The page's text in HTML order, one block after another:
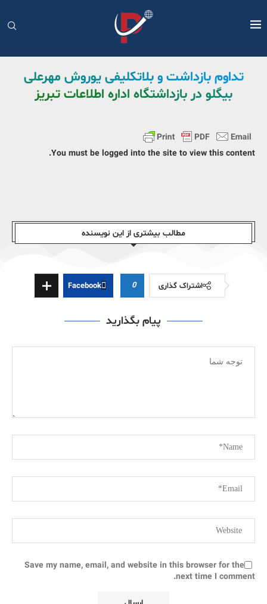
تداوم بازداشت و بلاتکلیفی یوروش مهرعلی
بیگلو در بازداشتگاه اداره اطلاعات تبریز
You must be logged into the site to view this content.
مطالب بیشتری از این نویسندە
اشتراک گذاری 0
Facebook
پیام بگذارید
Save my name, email, and website in this browser for the
next time I comment.